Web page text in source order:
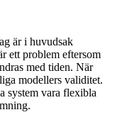
är i huvudsak
ett problem eftersom
med tiden. När
modellers validitet.
system vara flexibla